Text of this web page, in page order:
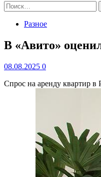
Найти:
Разное
В «Авито»
08.08.2025 0
Спрос на аренду квартир в